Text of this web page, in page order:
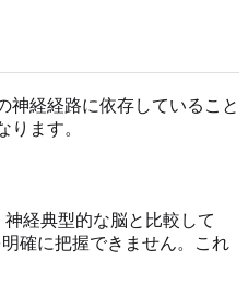
神経経路に依存していること
ます。
経典型的な脳と比較して
確に把握できません。これ